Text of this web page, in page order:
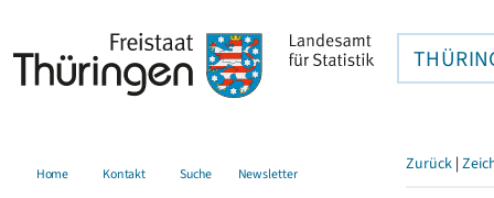
Home Kontakt Suche Newsletter Zurück |